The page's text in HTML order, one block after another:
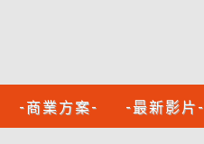
-商業方案- -最新影片-